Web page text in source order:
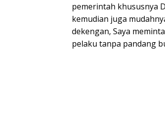
pemerintah khususnya
kemudian juga
dekengan, Saya
pelaku tanpa pandang